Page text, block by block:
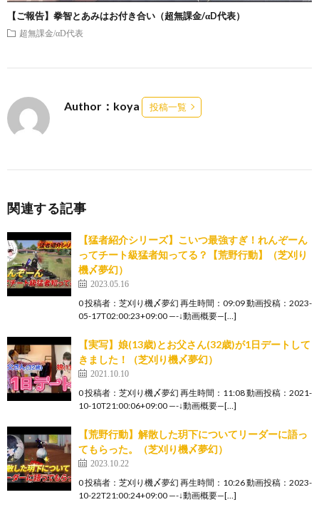
【ご報告】拳智とあみはお付き合い（超無課金/αD代表）
超無課金/αD代表
Author：koya 投稿一覧
関連する記事
【猛者紹介シリーズ】こいつ最強すぎ！れんぞーん
ってチート級猛者知ってる？【荒野行動】（芝刈り
機〆夢幻）
2023.05.16
0 投稿者：芝刈り機〆夢幻 再生時間：09:09 動画投稿：2023-
05-17T02:00:23+09:00 —-↓動画概要—[…]
【実写】娘(13歳)とお父さん(32歳)が1日デートして
きました！（芝刈り機〆夢幻）
2021.10.10
0 投稿者：芝刈り機〆夢幻 再生時間：11:08 動画投稿：2021-
10-10T21:00:06+09:00 —-↓動画概要—[…]
【荒野行動】解散した玥下についてリーダーに語っ
てもらった。（芝刈り機〆夢幻）
2023.10.22
0 投稿者：芝刈り機〆夢幻 再生時間：10:26 動画投稿：2023-
10-22T21:00:24+09:00 —-↓動画概要—[…]